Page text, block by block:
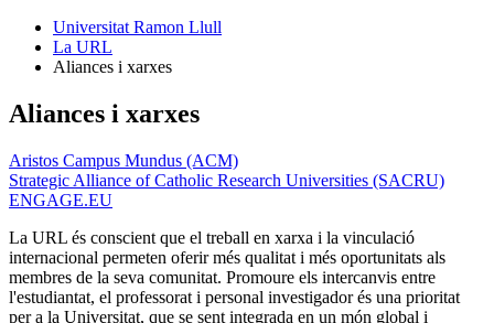
Universitat Ramon Llull
La URL
Aliances i xarxes
Aliances i xarxes
Aristos Campus Mundus (ACM)
Strategic Alliance of Catholic Research Universities (SACRU)
ENGAGE.EU
La URL és conscient que el treball en xarxa i la vinculació
internacional permeten oferir més qualitat i més oportunitats als
membres de la seva comunitat. Promoure els intercanvis entre
l'estudiantat, el professorat i personal investigador és una prioritat
per a la Universitat, que se sent integrada en un món global i